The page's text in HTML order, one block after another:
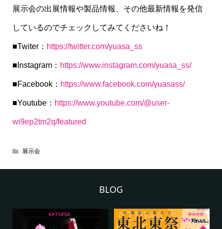
展示会の出展情報や製品情報、その他最新情報を発信
しているのでチェックしてみてくださいね！
■Twiter： https://twitter.com/yuasa_ss
■Instagram： https://www.instagram.com/yuasa_ss/
■Facebook： https://www.facebook.com/yuasass/
■Youtube： https://www.youtube.com/@user-
wi9ep2tm2q/featured
展示会
BLOG